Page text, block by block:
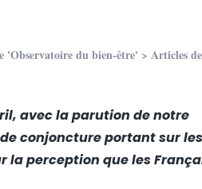
'Observatoire du bien-être' > Articles
avec la parution de notre
conjonctureportant sur les
la perception que les